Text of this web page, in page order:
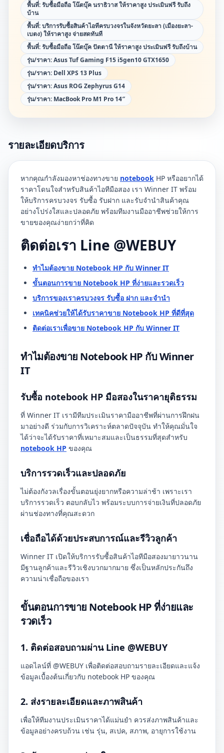
พื้นที่:รับซื้อมือถือ โน๊ตบุ๊ค นราธิวาส ให้ราคาสูง ประเมินฟรี รับถึง
บ้าน
พื้นที่:บริการรับซื้อสินค้าไอทีครบวงจรในจังหวัดยะลา (เมืองยะลา-
เบตง) ให้ราคาสูง จ่ายสดทันที
พื้นที่:รับซื้อมือถือ โน๊ตบุ๊ค ปัตตานี ให้ราคาสูง ประเมินฟรี รับถึงบ้าน
รุ่น/ราคา:Asus Tuf Gaming F15 i5gen10 GTX1650
รุ่น/ราคา: Dell XPS 13 Plus
รุ่น/ราคา:Asus ROG Zephyrus G14
รุ่น/ราคา: MacBook Pro M1 Pro 14″
รายละเอียดบริการ
หากคุณกำลังมองหาช่องทางขาย notebook HP หรืออยากได้
ราคาโดนใจสำหรับสินค้าไอทีมือสอง เรา Winner IT พร้อม
ให้บริการครบวงจร รับซื้อ รับฝาก และรับจำนำสินค้าคุณ
อย่างโปร่งใสและปลอดภัย พร้อมทีมงานมืออาชีพช่วยให้การ
ขายของคุณง่ายกว่าที่คิด
ติดต่อเรา Line @WEBUY
ทำไมต้องขาย Notebook HP กับ Winner IT
ขั้นตอนการขาย Notebook HP ที่ง่ายและรวดเร็ว
บริการของเราครบวงจร รับซื้อ ฝาก และจำนำ
เทคนิคช่วยให้ได้รับราคาขาย Notebook HP ที่ดีที่สุด
ติดต่อเราเพื่อขาย Notebook HP กับ Winner IT
ทำไมต้องขาย Notebook HP กับ Winner
IT
รับซื้อ notebook HP มือสองในราคายุติธรรม
ที่ Winner IT เรามีทีมประเมินราคามืออาชีพที่ผ่านการฝึกฝน
มาอย่างดี ร่วมกับการวิเคราะห์ตลาดปัจจุบัน ทำให้คุณมั่นใจ
ได้ว่าจะได้รับราคาที่เหมาะสมและเป็นธรรมที่สุดสำหรับ
notebook HP ของคุณ
บริการรวดเร็วและปลอดภัย
ไม่ต้องกังวลเรื่องขั้นตอนยุ่งยากหรือความล่าช้า เพราะเรา
บริการรวดเร็ว ตอบกลับไว พร้อมระบบการจ่ายเงินที่ปลอดภัย
ผ่านช่องทางที่คุณสะดวก
เชื่อถือได้ด้วยประสบการณ์และรีวิวลูกค้า
Winner IT เปิดให้บริการรับซื้อสินค้าไอทีมือสองมายาวนาน
มีฐานลูกค้าและรีวิวเชิงบวกมากมาย ซึ่งเป็นหลักประกันถึง
ความน่าเชื่อถือของเรา
ขั้นตอนการขาย Notebook HP ที่ง่ายและ
รวดเร็ว
1. ติดต่อสอบถามผ่าน Line @WEBUY
แอดไลน์ที่ @WEBUY เพื่อติดต่อสอบถามรายละเอียดและแจ้ง
ข้อมูลเบื้องต้นเกี่ยวกับ notebook HP ของคุณ
2. ส่งรายละเอียดและภาพสินค้า
เพื่อให้ทีมงานประเมินราคาได้แม่นยำ ควรส่งภาพสินค้าและ
ข้อมูลอย่างครบถ้วน เช่น รุ่น, สเปค, สภาพ, อายุการใช้งาน